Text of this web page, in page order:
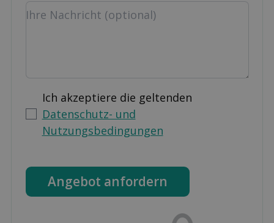
Ich akzeptiere die geltenden
Datenschutz- und
Nutzungsbedingungen
Angebot anfordern